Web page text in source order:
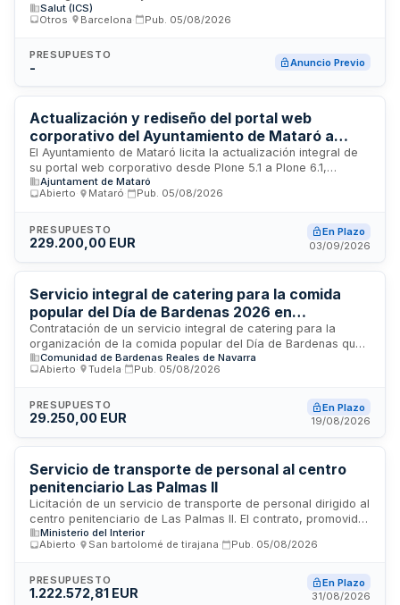
(ICS), organismo sanitario público catalán. El contrato busca
actualizar y optimizar la gestión centralizada del catálogo de
procesos, eficiencia operativa y gobernanza en la
administración de recursos. Se ejecutará en Barcelona, sede
innovadoras que faciliten la clasificación, organización y
acceso a los recursos disponibles en el sistema sanitario
catalán.
Salut (ICS)
Otros
Barcelona Pub. 05/08/2026
PRESUPUESTO
- Anuncio Previo
Actualización y rediseño del portal web
corporativo del Ayuntamiento de Mataró a
Plone 6.1 con nuevas funcionalidades,
mantenimiento y alojamiento en la nube
El Ayuntamiento de Mataró licita la actualización integral de
su portal web corporativo desde Plone 5.1 a Plone 6.1,
incluyendo migración completa de datos, rediseño conforme
a criterios de accesibilidad y usabilidad con enfoque Mobile
de infraestructura a entorno cloud, y servicios de
mantenimiento preventivo, correctivo y evolutivo con soporte
Ajuntament de Mataró
Abierto
Mataró Pub. 05/08/2026
PRESUPUESTO
229.200,00 EUR
En Plazo
03/09/2026
Servicio integral de catering para la comida
popular del Día de Bardenas 2026 en
Carcastillo
Contratación de un servicio integral de catering para la
organización de la comida popular del Día de Bardenas que
se celebrará en el municipio de Carcastillo, Navarra. El
servicio incluye elaboración y suministro de menú, montaje y
menaje, servicio de camareros, coordinación del evento,
cumplimiento normativo sanitario y gestión de residuos.
Comunidad de Bardenas Reales de Navarra
Abierto
Tudela Pub. 05/08/2026
PRESUPUESTO
29.250,00 EUR
En Plazo
19/08/2026
Servicio de transporte de personal al centro
penitenciario Las Palmas II
Licitación de un servicio de transporte de personal dirigido al
centro penitenciario de Las Palmas II. El contrato, promovido
por la Subdirección General de Planificación y Gestión
Económica, comprende el desplazamiento regular de
servicio incluye la gestión integral del transporte,
garantizando la puntualidad y seguridad en los
Ministerio del Interior
Abierto
San bartolomé de tirajana Pub. 05/08/2026
PRESUPUESTO
1.222.572,81 EUR
En Plazo
31/08/2026